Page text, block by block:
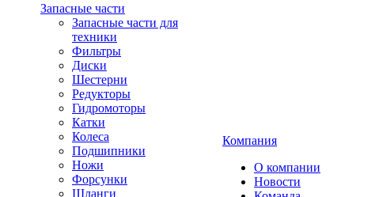
Запасные части
Запасные части для
техники
Фильтры
Диски
Шестерни
Редукторы
Гидромоторы
Катки
Колеса
Подшипники
Ножи
Форсунки
Шланги
Компания
О компании
Новости